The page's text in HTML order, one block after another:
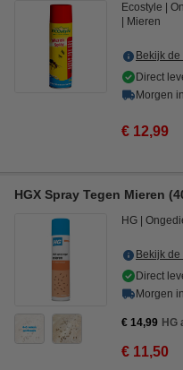
Ecostyle
Mieren
Bekijk
Direct
Morgen
€ 12,99
HGX Spray Tegen Mieren
HG
Bekijk
Direct
Morgen
€ 14,99 HG
€ 11,50